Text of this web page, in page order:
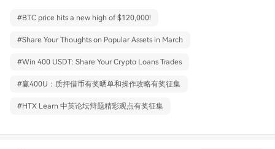
#BTC price hits a new high of $120,000!
#Share Your Thoughts on Popular Assets in March
#Win 400 USDT: Share Your Crypto Loans Trades
#赢400U：质押借币有奖晒单和操作攻略有奖征集
#HTX Learn 中英论坛辩题精彩观点有奖征集